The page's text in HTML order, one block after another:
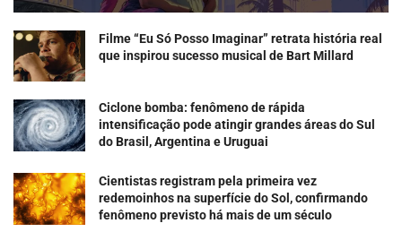
Filme “Eu Só Posso Imaginar” retrata história real
que inspirou sucesso musical de Bart Millard
Ciclone bomba: fenômeno de rápida
intensificação pode atingir grandes áreas do Sul
do Brasil, Argentina e Uruguai
Cientistas registram pela primeira vez
redemoinhos na superfície do Sol, confirmando
fenômeno previsto há mais de um século